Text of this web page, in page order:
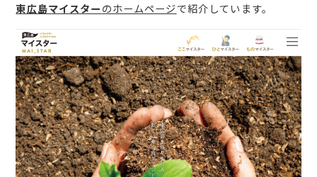
東広島マイスターのホームページで紹介しています。